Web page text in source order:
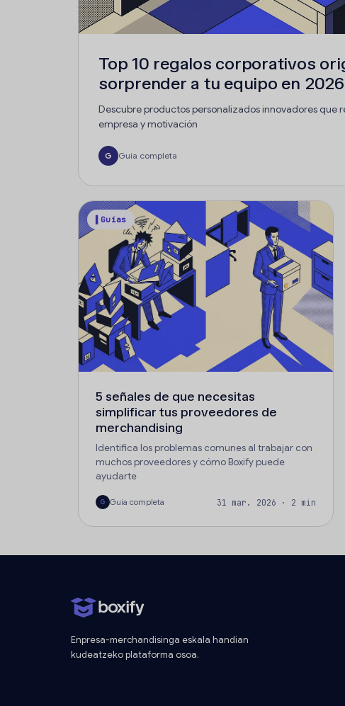
Top 10 regalos corporativos
sorprender a tu equipo en 2026
Descubre productos personalizados innovadores que
empresa y motivación
G Guía completa
▌Guías
5 señales de que necesitas
simplificar tus proveedores de
merchandising
Identifica los problemas comunes al trabajar con
muchos proveedores y cómo Boxify puede
ayudarte
G Guía completa 31 mar. 2026 · 2 min
Enpresa-merchandisinga eskala handian
kudeatzeko plataforma osoa.